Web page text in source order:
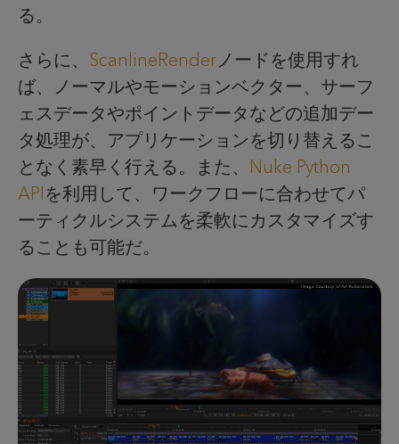
る。
さらに、 ScanlineRender ノードを使用すれ
ば、ノーマルやモーションベクター、サーフ
ェスデータやポイントデータなどの追加デー
タ処理が、アプリケーションを切り替えるこ
となく素早く行える。また、 Nuke Python
APIを利用して、ワークフローに合わせてパ
ーティクルシステムを柔軟にカスタマイズす
ることも可能だ。